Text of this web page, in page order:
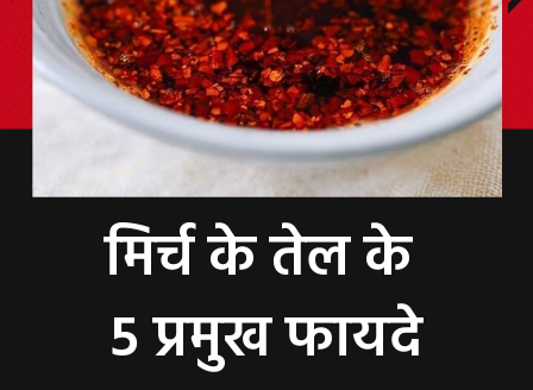
मिर्च के तेल के
5 प्रमुख फायदे